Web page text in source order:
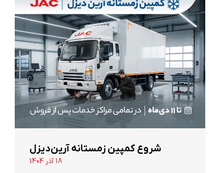
شروع کمپین زمستانه آرین‌دیزل
18 آذر 1404